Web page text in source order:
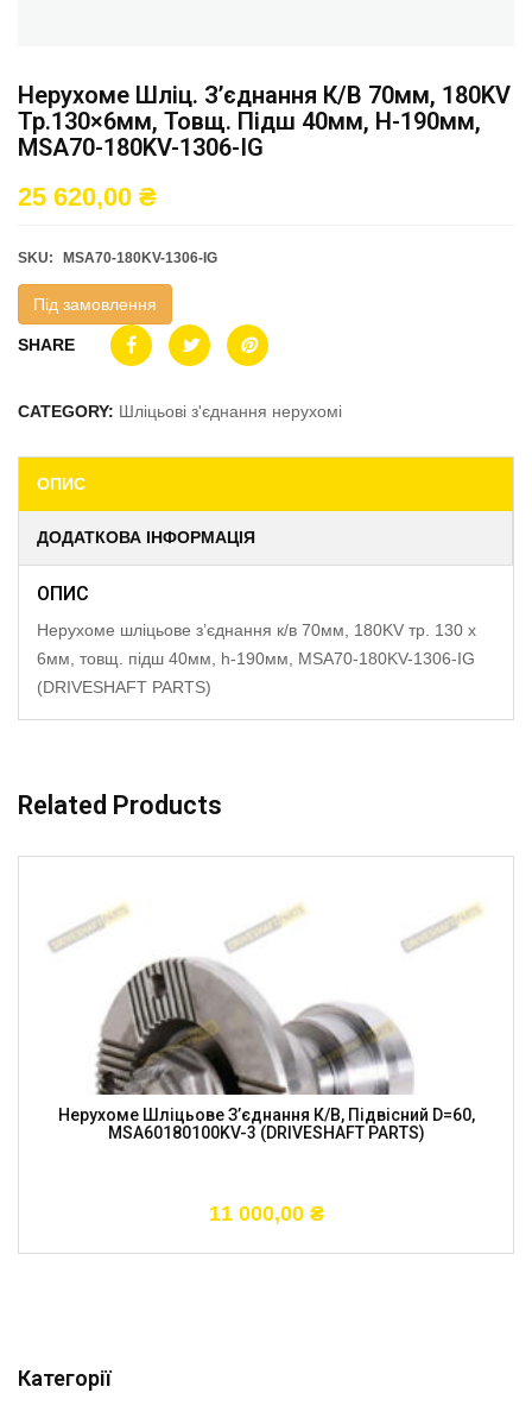
Категорії
Нерухоме Шліц. З’єднання К/в 70мм, 180KV
Тр.130×6мм, Товщ. Підш 40мм, H-190мм,
MSA70-180KV-1306-IG
25 620,00 ₴
SKU: MSA70-180KV-1306-IG
Під замовлення
SHARE
CATEGORY: Шліцьові з'єднання нерухомі
ОПИС
ДОДАТКОВА ІНФОРМАЦІЯ
ОПИС
Нерухоме шліцьове з’єднання к/в 70мм, 180KV тр. 130 x
6мм, товщ. підш 40мм, h-190мм, MSA70-180KV-1306-IG
(DRIVESHAFT PARTS)
Related Products
Нерухоме Шліцьове З’єднання К/в, Підвісний D=60,
MSA60180100KV-3 (DRIVESHAFT PARTS)
11 000,00 ₴